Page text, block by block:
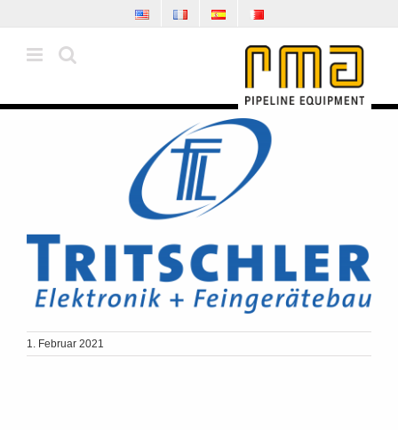
Inhalt
springen
1. Februar 2021